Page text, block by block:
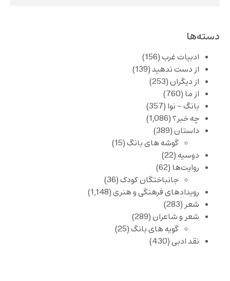
دسته‌ها
ادبیات غرب(156)
از دست ندهید(139)
از دیگران(253)
از ما (760)
بانگ – نوا (357)
چه خبر؟(1,086)
داستان(389)
گوشه های بانگ(15)
دوسیه(22)
روایت‌ها (62)
جانباختگان کودک(36)
رویدادهای فرهنگی و هنری(1,148)
شعر(283)
شعر و شاعران(289)
گویه های بانگ(25)
نقد ادبی(430)